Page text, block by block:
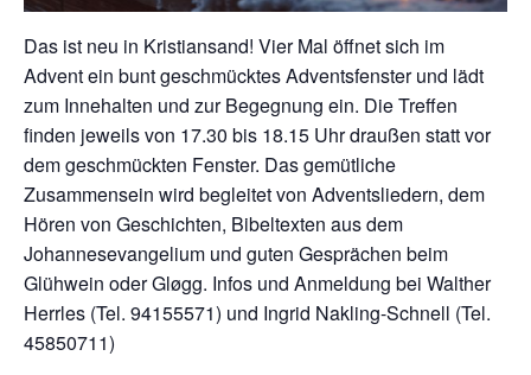
Das ist neu in Kristiansand! Vier Mal öffnet sich im
Advent ein bunt geschmücktes Adventsfenster und lädt
zum Innehalten und zur Begegnung ein. Die Treffen
finden jeweils von 17.30 bis 18.15 Uhr draußen statt vor
dem geschmückten Fenster. Das gemütliche
Zusammensein wird begleitet von Adventsliedern, dem
Hören von Geschichten, Bibeltexten aus dem
Johannesevangelium und guten Gesprächen beim
Glühwein oder Gløgg. Infos und Anmeldung bei Walther
Herrles (Tel. 94155571) und Ingrid Nakling-Schnell (Tel.
45850711)